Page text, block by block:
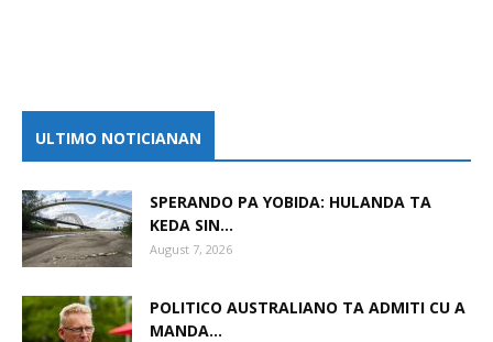
ULTIMO NOTICIANAN
SPERANDO PA YOBIDA: HULANDA TA
KEDA SIN...
August 7, 2026
POLITICO AUSTRALIANO TA ADMITI CU A
MANDA...